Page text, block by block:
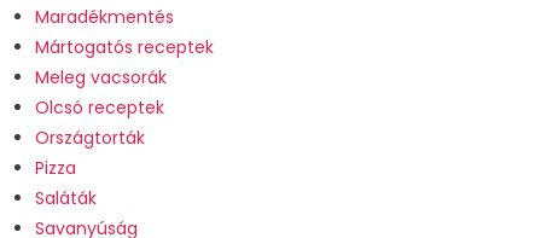
Maradékmentés
Mártogatós receptek
Meleg vacsorák
Olcsó receptek
Országtorták
Pizza
Saláták
Savanyúság